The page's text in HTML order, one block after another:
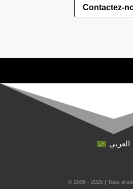
Contactez-
العربي
© 2005 - 2025 | Tous